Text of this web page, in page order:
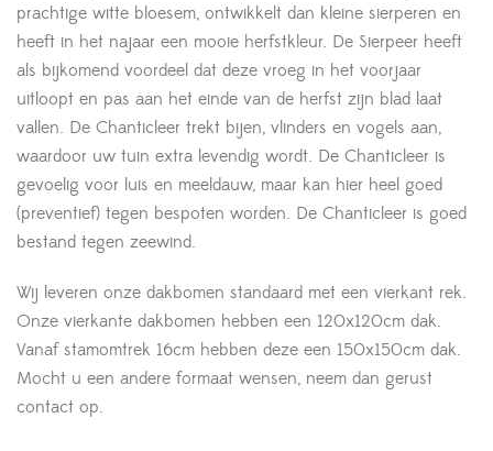
prachtige witte bloesem, ontwikkelt dan kleine sierperen en
heeft in het najaar een mooie herfstkleur. De Sierpeer heeft
als bijkomend voordeel dat deze vroeg in het voorjaar
uitloopt en pas aan het einde van de herfst zijn blad laat
vallen. De Chanticleer trekt bijen, vlinders en vogels aan,
waardoor uw tuin extra levendig wordt. De Chanticleer is
gevoelig voor luis en meeldauw, maar kan hier heel goed
(preventief) tegen bespoten worden. De Chanticleer is goed
bestand tegen zeewind.
Wij leveren onze dakbomen standaard met een vierkant rek.
Onze vierkante dakbomen hebben een 120x120cm dak.
Vanaf stamomtrek 16cm hebben deze een 150x150cm dak.
Mocht u een andere formaat wensen, neem dan gerust
contact op.